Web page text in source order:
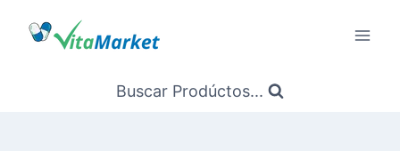
Buscar Prodúctos...